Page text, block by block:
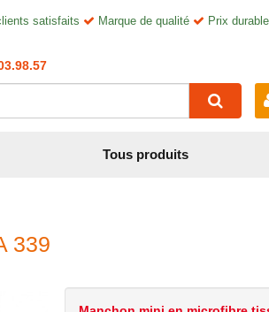
satisfaits Marque de qualité Prix
Tous produits
339